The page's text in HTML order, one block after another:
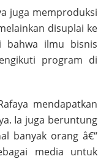
juga memproduksi
disuplai ke
bahwa ilmu bisnis
program di
mendapatkan
Ia juga beruntung
banyak orang â€“
media untuk